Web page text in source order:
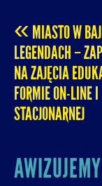
POST
NAVIGATION
« MIASTO W
LEGENDACH –
NA ZAJĘCIA
FORMIE ON-LINE I
STACJONARNEJ